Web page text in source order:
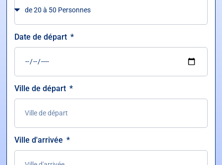
Date de départ
Ville de départ
Ville d'arrivée